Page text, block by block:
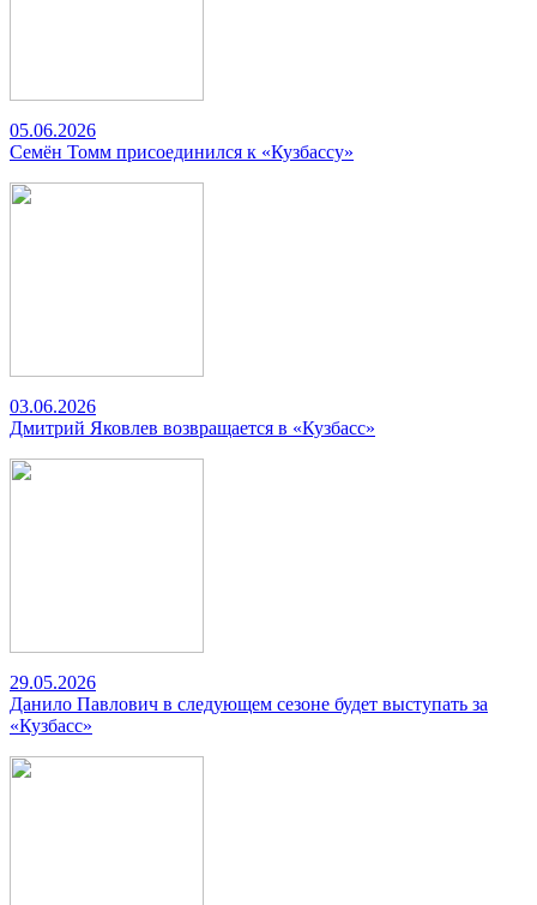
05.06.2026
Семён Томм присоединился к «Кузбассу»
03.06.2026
Дмитрий Яковлев возвращается в «Кузбасс»
29.05.2026
Данило Павлович в следующем сезоне будет выступать за
«Кузбасс»